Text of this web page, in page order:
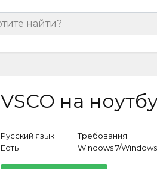
VSCO на
Русский язык
Есть
Требования
Windows 7/